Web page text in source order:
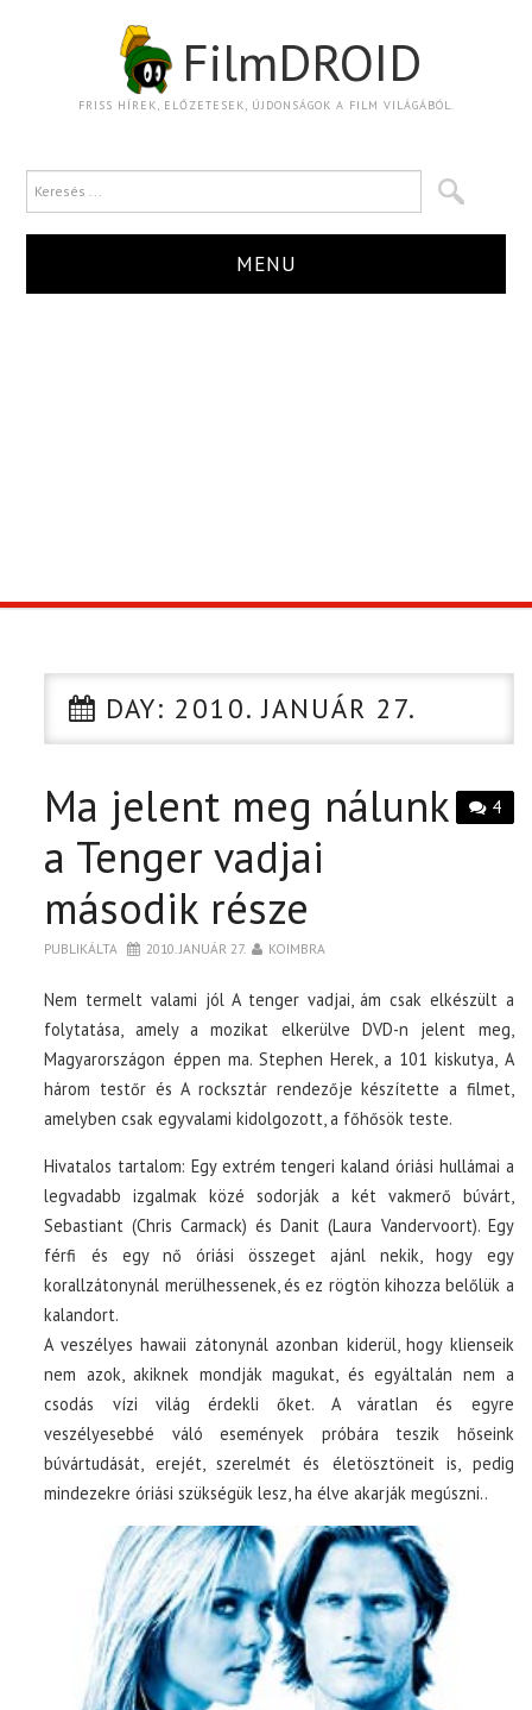
FilmDROID
FRISS HÍREK, ELŐZETESEK, ÚJDONSÁGOK A FILM VILÁGÁBÓL.
MENU
CIKK
PÓLÓ RENDELÉS
DAY: 2010. JANUÁR 27.
4
Ma jelent meg nálunk
a Tenger vadjai
második része
PUBLIKÁLTA 2010. JANUÁR 27. KOIMBRA
Nem termelt valami jól A tenger vadjai, ám csak elkészült a
folytatása, amely a mozikat elkerülve DVD-n jelent meg,
Magyarországon éppen ma. Stephen Herek, a 101 kiskutya, A
három testőr és A rocksztár rendezője készítette a filmet,
amelyben csak egyvalami kidolgozott, a főhősök teste.
Hivatalos tartalom: Egy extrém tengeri kaland óriási hullámai a
legvadabb izgalmak közé sodorják a két vakmerő búvárt,
Sebastiant (Chris Carmack) és Danit (Laura Vandervoort). Egy
férfi és egy nő óriási összeget ajánl nekik, hogy egy
korallzátonynál merülhessenek, és ez rögtön kihozza belőlük a
kalandort.
A veszélyes hawaii zátonynál azonban kiderül, hogy klienseik
nem azok, akiknek mondják magukat, és egyáltalán nem a
csodás vízi világ érdekli őket. A váratlan és egyre
veszélyesebbé váló események próbára teszik hőseink
búvártudását, erejét, szerelmét és életösztöneit is, pedig
mindezekre óriási szükségük lesz, ha élve akarják megúszni..